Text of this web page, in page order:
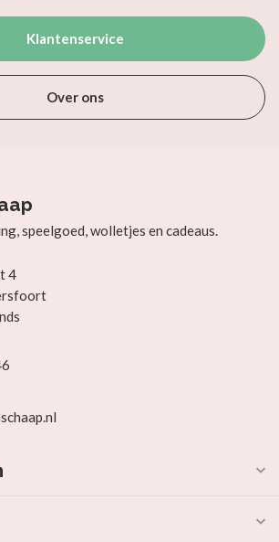
Klantenservice
Over ons
speelgoed, wolletjes en cadeaus.
4